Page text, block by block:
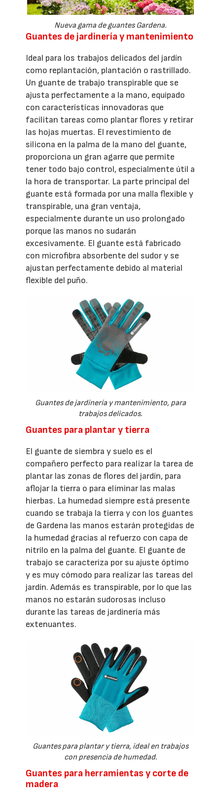
Nueva gama de guantes Gardena.
Guantes de jardinería y mantenimiento
Ideal para los trabajos delicados del jardín
como replantación, plantación o rastrillado.
Un guante de trabajo transpirable que se
ajusta perfectamente a la mano, equipado
con características innovadoras que
facilitan tareas como plantar flores y retirar
las hojas muertas. El revestimiento de
silicona en la palma de la mano del guante,
proporciona un gran agarre que permite
tener todo bajo control, especialmente útil a
la hora de transportar. La parte principal del
guante está formada por una malla flexible y
transpirable, una gran ventaja,
especialmente durante un uso prolongado
porque las manos no sudarán
excesivamente. El guante está fabricado
con microfibra absorbente del sudor y se
ajustan perfectamente debido al material
flexible del puño.
Guantes de jardinería y mantenimiento, para
trabajos delicados.
Guantes para plantar y tierra
El guante de siembra y suelo es el
compañero perfecto para realizar la tarea de
plantar las zonas de flores del jardín, para
aflojar la tierra o para eliminar las malas
hierbas. La humedad siempre está presente
cuando se trabaja la tierra y con los guantes
de Gardena las manos estarán protegidas de
la humedad gracias al refuerzo con capa de
nitrilo en la palma del guante. El guante de
trabajo se caracteriza por su ajuste óptimo
y es muy cómodo para realizar las tareas del
jardín. Además es transpirable, por lo que las
manos no estarán sudorosas incluso
durante las tareas de jardinería más
extenuantes.
Guantes para plantar y tierra, ideal en trabajos
con presencia de humedad.
Guantes para herramientas y corte de
madera